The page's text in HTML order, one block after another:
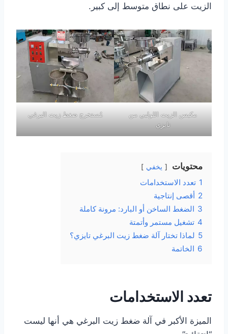
الزيت على نطاق متوسط إلى كبير.
مكبس الزيت اللولبي من
تايزي
مُستخرج ضغط زيت البرغي
محتويات يخفي
1 تعدد الاستخدامات
2 أقصى إنتاجية
3 الضغط الساخن أو البارد: مرونة كاملة
4 تشغيل مستمر وأتمتة
5 لماذا تختار آلة ضغط زيت البرغي تايزي؟
6 الخاتمة
تعدد الاستخدامات
الميزة الأكبر في آلة ضغط زيت البرغي هي أنها ليست